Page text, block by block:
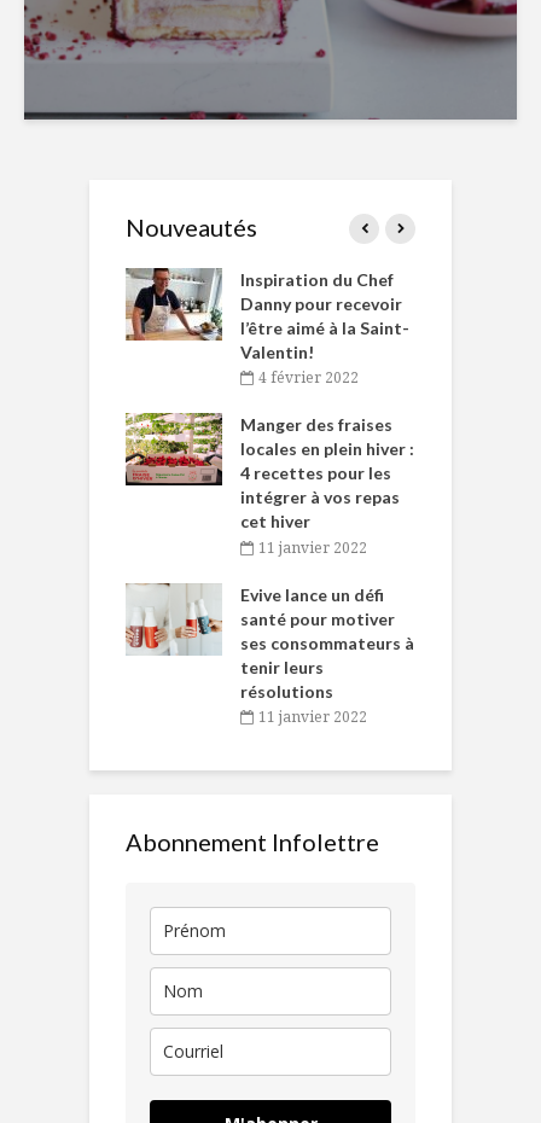
Nouveautés
Inspiration du Chef
Danny pour recevoir
l’être aimé à la Saint-
Valentin!
4 février 2022
Manger des fraises
locales en plein hiver :
4 recettes pour les
intégrer à vos repas
cet hiver
11 janvier 2022
Evive lance un défi
santé pour motiver
ses consommateurs à
tenir leurs
résolutions
11 janvier 2022
Abonnement Infolettre